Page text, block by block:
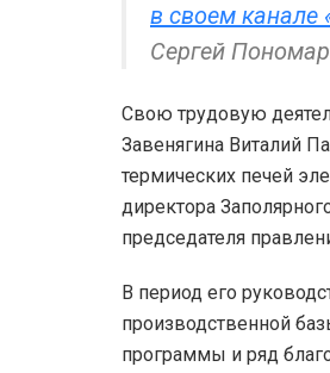
в своем
Сергей
Свою трудовую
Завенягина Виталий
термических печей
директора
председателя
В период его
производственной
программы и ряд